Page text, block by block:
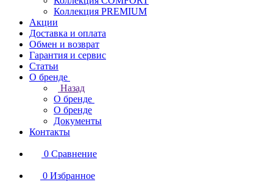
Коллекция PREMIUM
Акции
Доставка и оплата
Обмен и возврат
Гарантия и сервис
Статьи
О бренде
Назад
О бренде
О бренде
Документы
Контакты
0 Сравнение
0 Избранное